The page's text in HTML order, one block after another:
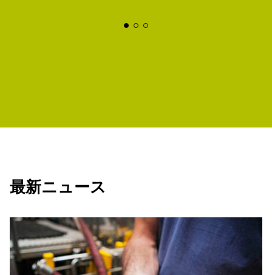
最新ニュース